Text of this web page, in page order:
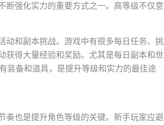
断强化实力的重要方式之一。高等级不仅意
动和副本挑战。游戏中有很多每日任务、挑
获得大量经验和奖励。尤其是每日副本和世
装备和道具，是提升等级和实力的最佳途
奏也是提升角色等级的关键。新手玩家应避